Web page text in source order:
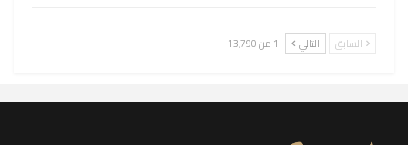
السابق التالي 1 من 13٬790